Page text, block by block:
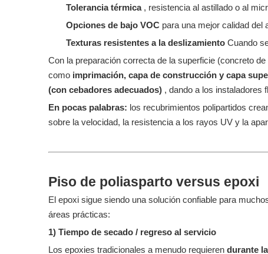
Tolerancia térmica , resistencia al astillado o al
Opciones de bajo VOC para una mejor calidad del
Texturas resistentes a la deslizamiento Cuando
Con la preparación correcta de la superficie (concreto
como imprimación, capa de construcción y capa
(con cebadores adecuados) , dando a los instaladores
En pocas palabras: los recubrimientos polipartidos
sobre la velocidad, la resistencia a los rayos UV y la
Piso de poliasparto versus epoxi
El epoxi sigue siendo una solución confiable para
áreas prácticas:
1) Tiempo de secado / regreso al servicio
Los epoxies tradicionales a menudo requieren durante